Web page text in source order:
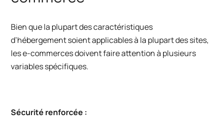
Bien que la plupart des caractéristiques
d’hébergement soient applicables à la plupart des sites,
les e-commerces doivent faire attention à plusieurs
variables spécifiques.
Sécurité renforcée :